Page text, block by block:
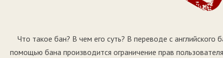
Что такое бан? В чем его суть? В переводе с
помощью бана производится ограничение прав